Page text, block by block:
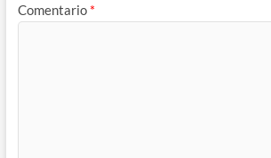
Comentario *